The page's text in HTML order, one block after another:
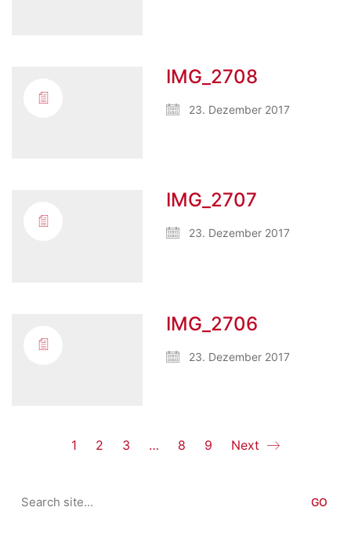
IMG_2708
23. Dezember 2017
IMG_2707
23. Dezember 2017
IMG_2706
23. Dezember 2017
1 2 3 … 8 9 Next
for: